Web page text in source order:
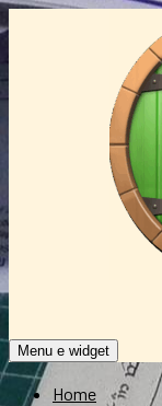
Vai
Menu e widget
Home